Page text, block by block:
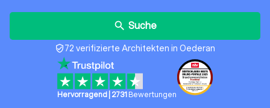
search Suche
verified_user72 verifizierte Architekten in Oederan
Hervorragend| 2731 Bewertungen